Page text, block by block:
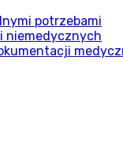
potrzebami
niemedycznych